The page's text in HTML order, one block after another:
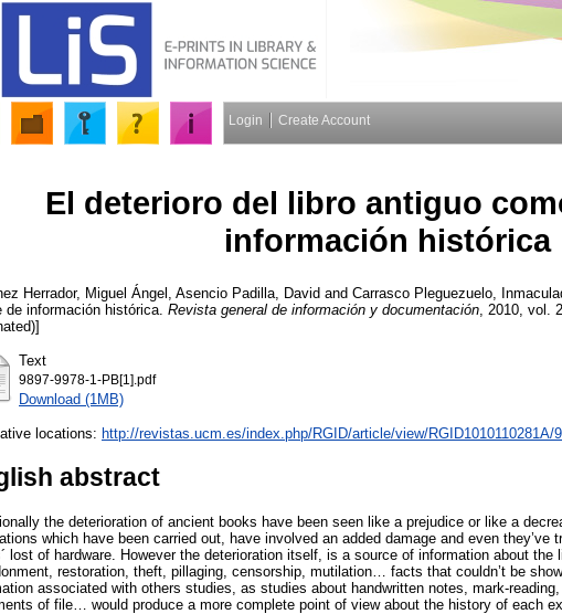
Login Create Account
El deterioro del libro antiguo
información histórica
Herrador, Miguel Ángel Asencio Padilla, David and Carrasco Pleguezuelo,
de información histórica. Revista general de información y documentación , 2010, vol.
Text
9897-9978-1-PB[1].pdf
Download (1MB)
locations: http://revistas.ucm.es/index.php/RGID/article/view/RGID1010110281A/
abstract
the deterioration of ancient books have been seen like a prejudice or like a
which have been carried out, have involved an added damage and even
lost of hardware. However the deterioration itself, is a source of information about the
restoration, theft, pillaging, censorship, mutilation… facts that couldn’t be
associated with others studies, as studies about handwritten notes, mark-
of file… would produce a more complete point of view about the history of each